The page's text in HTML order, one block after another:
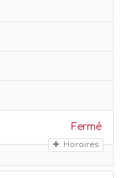
Fermé
Horaires